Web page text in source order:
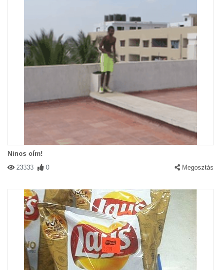
Nincs cím!
23333 0 Megosztás